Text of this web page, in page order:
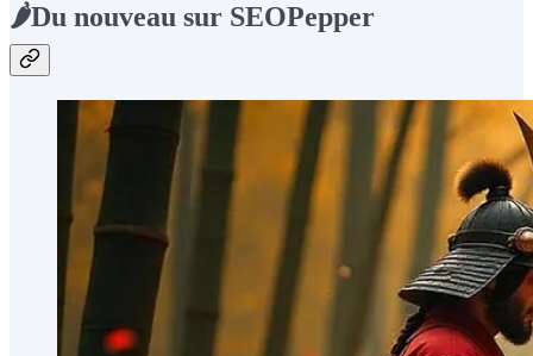
🌶️Du nouveau sur SEOPepper